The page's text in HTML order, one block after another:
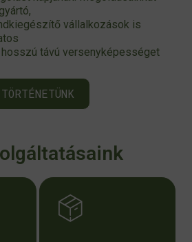
vállalkozások is
hosszú távú versenyképességet
TÖRTÉNETÜNK